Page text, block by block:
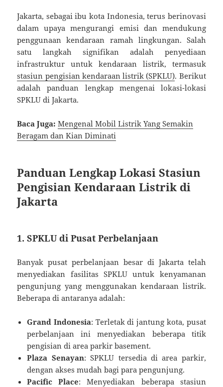
Jakarta, sebagai ibu kota Indonesia, terus berinovasi
dalam upaya mengurangi emisi dan mendukung
penggunaan kendaraan ramah lingkungan. Salah
satu langkah signifikan adalah penyediaan
infrastruktur untuk kendaraan listrik, termasuk
stasiun pengisian kendaraan listrik (SPKLU). Berikut
adalah panduan lengkap mengenai lokasi-lokasi
SPKLU di Jakarta.
Baca Juga: Mengenal Mobil Listrik Yang Semakin
Beragam dan Kian Diminati
Panduan Lengkap Lokasi Stasiun
Pengisian Kendaraan Listrik di
Jakarta
1. SPKLU di Pusat Perbelanjaan
Banyak pusat perbelanjaan besar di Jakarta telah
menyediakan fasilitas SPKLU untuk kenyamanan
pengunjung yang menggunakan kendaraan listrik.
Beberapa di antaranya adalah:
Grand Indonesia: Terletak di jantung kota, pusat
perbelanjaan ini menyediakan beberapa titik
pengisian di area parkir basement.
Plaza Senayan: SPKLU tersedia di area parkir,
dengan akses mudah bagi para pengunjung.
Pacific Place: Menyediakan beberapa stasiun